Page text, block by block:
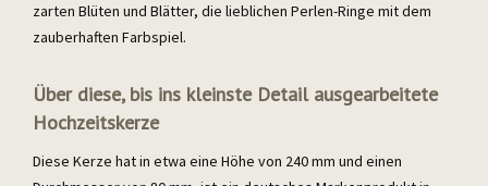
zarten Blüten und Blätter, die lieblichen Perlen-Ringe mit dem
zauberhaften Farbspiel.
Über diese, bis ins kleinste Detail ausgearbeitete
Hochzeitskerze
Diese Kerze hat in etwa eine Höhe von 240 mm und einen